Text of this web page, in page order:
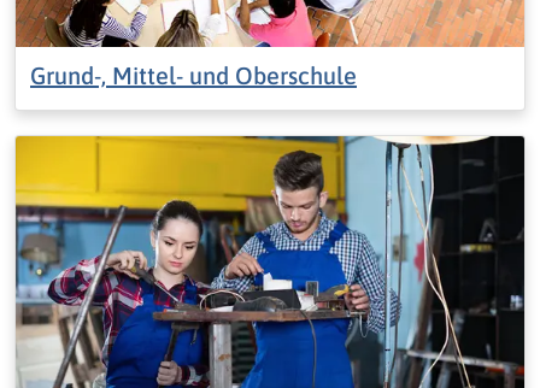
Grund-, Mittel- und Oberschule